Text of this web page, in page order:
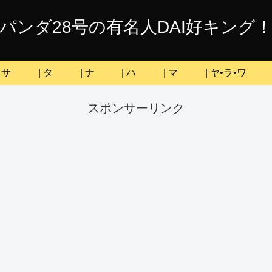
パンダ28号の有名人DAI好キング！
| サ | タ | ナ | ハ | マ | ヤ•ラ•ワ
スポンサーリンク